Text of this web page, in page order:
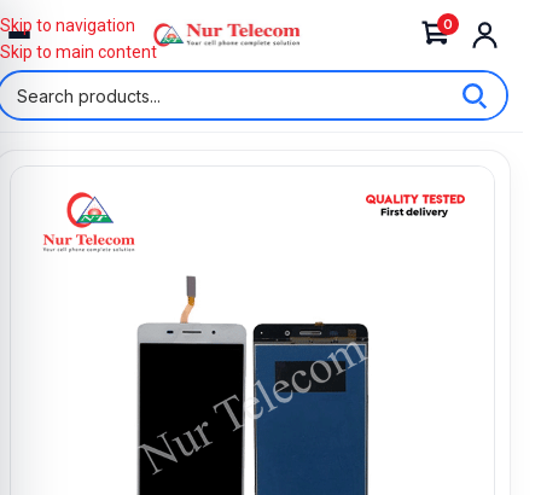
0
Skip to navigation
Skip to main content